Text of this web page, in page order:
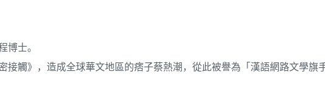
博士。
接觸》，造成全球華文地區的痞子蔡熱潮，從此被譽為「漢語網路文學旗